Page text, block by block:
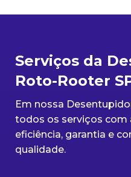
Serviços da
Roto-Rooter
Em nossa
todos os serviços com
eficiência, garantia e
qualidade.